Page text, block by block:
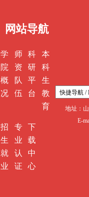
网站导航
学
院
概
况
师
资
队
伍
科
研
平
台
本
科
生
教
育
招
生
就
业
专
业
认
证
下
载
中
心
地址：
E-